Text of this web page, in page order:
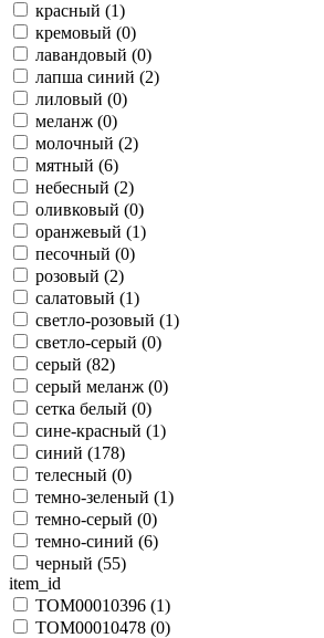
красный (1)
кремовый (0)
лавандовый (0)
лапша синий (2)
лиловый (0)
меланж (0)
молочный (2)
мятный (6)
небесный (2)
оливковый (0)
оранжевый (1)
песочный (0)
розовый (2)
салатовый (1)
светло-розовый (1)
светло-серый (0)
серый (82)
серый меланж (0)
сетка белый (0)
сине-красный (1)
синий (178)
телесный (0)
темно-зеленый (1)
темно-серый (0)
темно-синий (6)
черный (55)
item_id
TOM00010396 (1)
TOM00010478 (0)